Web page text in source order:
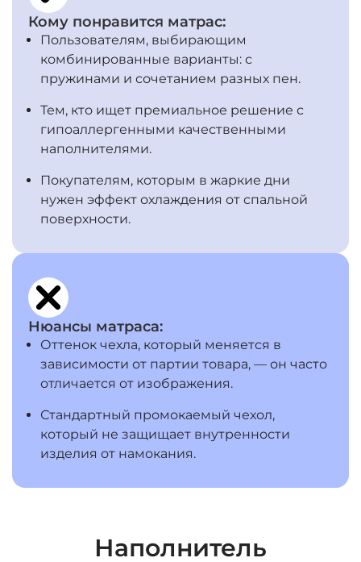
Кому понравится матрас:
Пользователям, выбирающим
комбинированные варианты: с
пружинами и сочетанием разных пен.
Тем, кто ищет премиальное решение с
гипоаллергенными качественными
наполнителями.
Покупателям, которым в жаркие дни
нужен эффект охлаждения от спальной
поверхности.
Нюансы матраса:
Оттенок чехла, который меняется в
зависимости от партии товара, — он часто
отличается от изображения.
Стандартный промокаемый чехол,
который не защищает внутренности
изделия от намокания.
Наполнитель